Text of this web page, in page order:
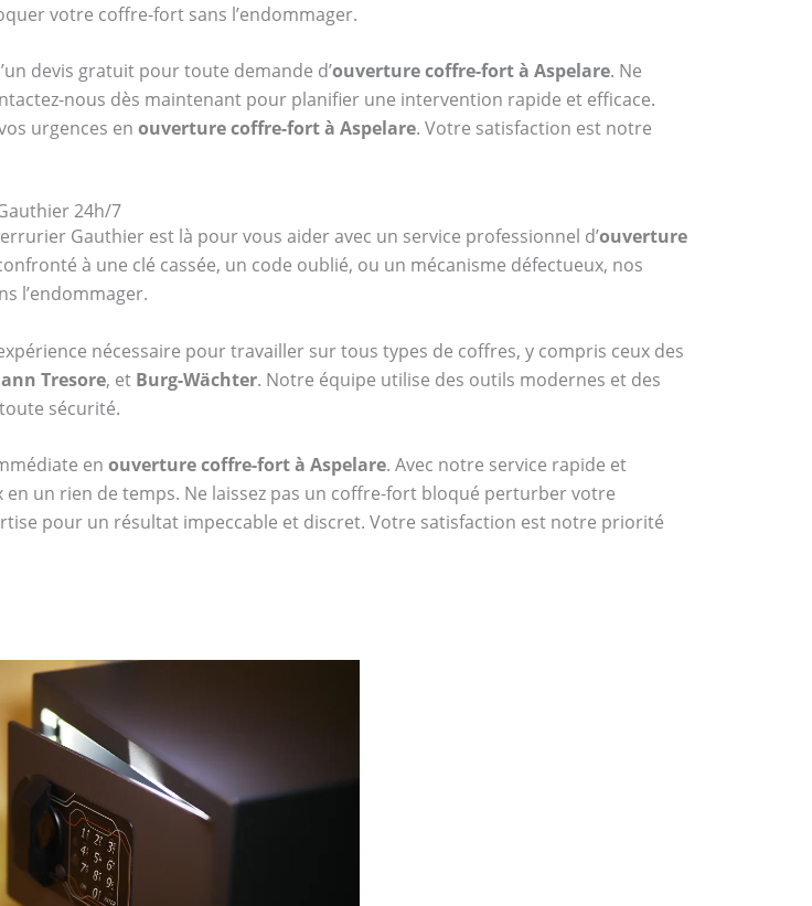
votre coffre-fort sans l’endommager.
devis gratuit pour toute demande d’ouverture coffre-fort à Aspelare. Ne
nous dès maintenant pour planifier une intervention rapide et efficace.
urgences en ouverture coffre-fort à Aspelare. Votre satisfaction est notre
24h/7
Gauthier est là pour vous aider avec un service professionnel d’ouverture
à une clé cassée, un code oublié, ou un mécanisme défectueux, nos
l’endommager.
nécessaire pour travailler sur tous types de coffres, y compris ceux des
Tresore, et Burg-Wächter. Notre équipe utilise des outils modernes et des
sécurité.
en ouverture coffre-fort à Aspelare. Avec notre service rapide et
un rien de temps. Ne laissez pas un coffre-fort bloqué perturber votre
pour un résultat impeccable et discret. Votre satisfaction est notre priorité